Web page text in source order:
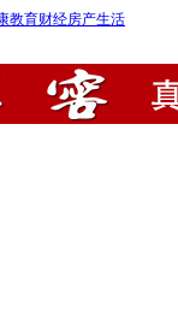
教育财经房产生活